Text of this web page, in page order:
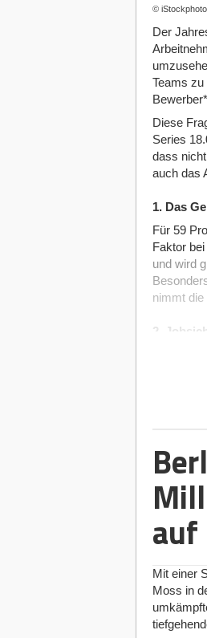
©
Der
Teams zu
Diese
Series
dass
auch das
1. Das
Für 59
Faktor
und wird
nimmt die
2.
denn sie
die
3.
Eine gute
große
reduziert
werden
zum
auf
Mit einer
Moss in